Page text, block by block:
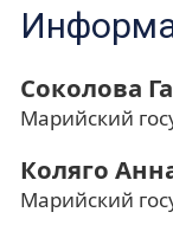
Соколова
Марийский
Коляго
Марийский